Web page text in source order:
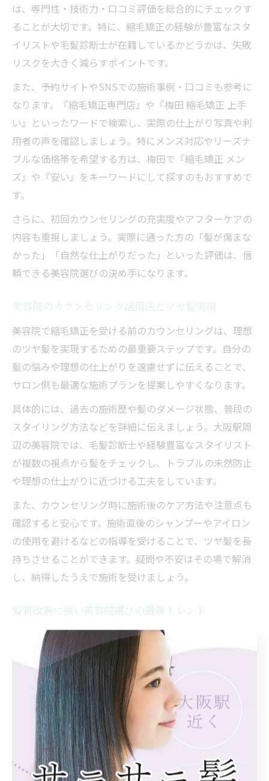
は、専門性・技術力・口コミ評価を総合的にチェックす
ることが大切です。特に、縮毛矯正の経験が豊富なスタ
イリストや毛髪診断士が在籍しているかどうかは、失敗
リスクを大きく減らすポイントです。
また、予約サイトやSNSでの施術事例・口コミも参考に
なります。『縮毛矯正専門店』や『梅田 縮毛矯正 上手
い』といったワードで検索し、実際の仕上がり写真や利
用者の声を確認しましょう。特にメンズ対応やリーズナ
ブルな価格帯を希望する方は、梅田で『縮毛矯正 メン
ズ』や『安い』をキーワードにして探すのもおすすめで
す。
さらに、初回カウンセリングの充実度やアフターケアの
内容も重視しましょう。実際に通った方の「髪が傷まな
かった」「自然な仕上がりだった」といった評価は、信
頼できる美容院選びの決め手になります。
美容院のカウンセリング活用法とツヤ髪実現
美容院で縮毛矯正を受ける前のカウンセリングは、理想
のツヤ髪を実現するための最重要ステップです。自分の
髪の悩みや理想の仕上がりを遠慮せずに伝えることで、
サロン側も最適な施術プランを提案しやすくなります。
具体的には、過去の施術歴や髪のダメージ状態、普段の
スタイリング方法などを詳細に伝えましょう。大阪駅周
辺の美容院では、毛髪診断士や経験豊富なスタイリスト
が複数の視点から髪をチェックし、トラブルの未然防止
や理想の仕上がりに近づける工夫をしています。
また、カウンセリング時に施術後のケア方法や注意点も
確認すると安心です。施術直後のシャンプーやアイロン
の使用を避けるなどの指導を受けることで、ツヤ髪を長
持ちさせることができます。疑問や不安はその場で解消
し、納得したうえで施術を受けましょう。
髪質改善に強い美容院選びの最新トレンド
最近では、縮毛矯正と同時に髪質改善を目指すメニュー
が大阪駅周辺の美容院で注目を集めています。従来の縮
毛矯正だけでなく、酸熱トリートメントやオーダーメイ
ドのケアプランを組み合わせることで、髪の芯から美し
さを引き出すサロンが増えています。
髪質改善に強い美容院の特徴としては、最新の商材導入
や、毛髪診断による個別対応、そしてアフターケアの徹
底が挙げられます。たとえば、縮毛矯正後のパサつきや